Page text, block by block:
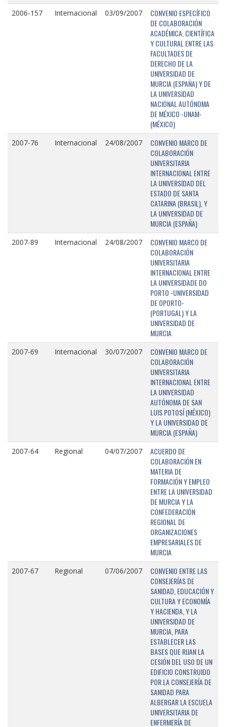
2006-157 Internacional 03/09/2007
CONVENIO ESPECÍFICO
DE COLABORACIÓN
ACADÉMICA, CIENTÍFICA
Y CULTURAL ENTRE LAS
FACULTADES DE
DERECHO DE LA
UNIVERSIDAD DE
MURCIA (ESPAÑA) Y DE
LA UNIVERSIDAD
NACIONAL AUTÓNOMA
DE MÉXICO -UNAM-
(MÉXICO)
2007-76 Internacional 24/08/2007
CONVENIO MARCO DE
COLABORACIÓN
UNIVERSITARIA
INTERNACIONAL ENTRE
LA UNIVERSIDAD DEL
ESTADO DE SANTA
CATARINA (BRASIL), Y
LA UNIVERSIDAD DE
MURCIA (ESPAÑA)
2007-89 Internacional 24/08/2007
CONVENIO MARCO DE
COLABORACIÓN
UNIVERSITARIA
INTERNACIONAL ENTRE
LA UNIVERSIDADE DO
PORTO -UNIVERSIDAD
DE OPORTO-
(PORTUGAL) Y LA
UNIVERSIDAD DE
MURCIA
2007-69 Internacional 30/07/2007
CONVENIO MARCO DE
COLABORACIÓN
UNIVERSITARIA
INTERNACIONAL ENTRE
LA UNIVERSIDAD
AUTÓNOMA DE SAN
LUIS POTOSÍ (MÉXICO)
Y LA UNIVERSIDAD DE
MURCIA (ESPAÑA)
2007-64 Regional 04/07/2007
ACUERDO DE
COLABORACIÓN EN
MATERIA DE
FORMACIÓN Y EMPLEO
ENTRE LA UNIVERSIDAD
DE MURCIA Y LA
CONFEDERACIÓN
REGIONAL DE
ORGANIZACIONES
EMPRESARIALES DE
MURCIA
2007-67 Regional 07/06/2007
CONVENIO ENTRE LAS
CONSEJERÍAS DE
SANIDAD, EDUCACIÓN Y
CULTURA Y ECONOMÍA
Y HACIENDA, Y LA
UNIVERSIDAD DE
MURCIA, PARA
ESTABLECER LAS
BASES QUE RIJAN LA
CESIÓN DEL USO DE UN
EDIFICIO CONSTRUIDO
POR LA CONSEJERÍA DE
SANIDAD PARA
ALBERGAR LA ESCUELA
UNIVERSITARIA DE
ENFERMERÍA DE